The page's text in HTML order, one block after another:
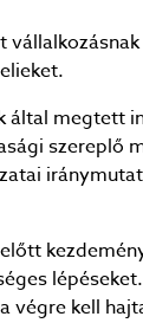
által megtett
szereplő
kell